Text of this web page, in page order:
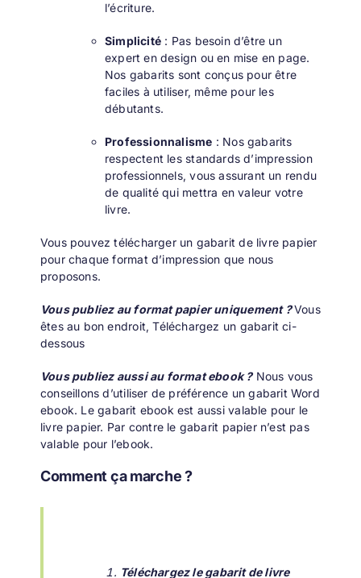
l’écriture.
Simplicité : Pas besoin d’être un
expert en design ou en mise en page.
Nos gabarits sont conçus pour être
faciles à utiliser, même pour les
débutants.
Professionnalisme : Nos gabarits
respectent les standards d’impression
professionnels, vous assurant un rendu
de qualité qui mettra en valeur votre
livre.
Vous pouvez télécharger un gabarit de livre papier
pour chaque format d’impression que nous
proposons.
Vous publiez au format papier uniquement ?Vous
êtes au bon endroit, Téléchargez un gabarit ci-
dessous
Vous publiez aussi au format ebook ?Nous vous
conseillons d’utiliser de préférence ungabarit Word
ebook. Le gabarit ebook est aussi valable pour le
livre papier. Par contre le gabarit papier n’est pas
valable pour l’ebook.
Comment ça marche ?
Téléchargez le gabarit de livre